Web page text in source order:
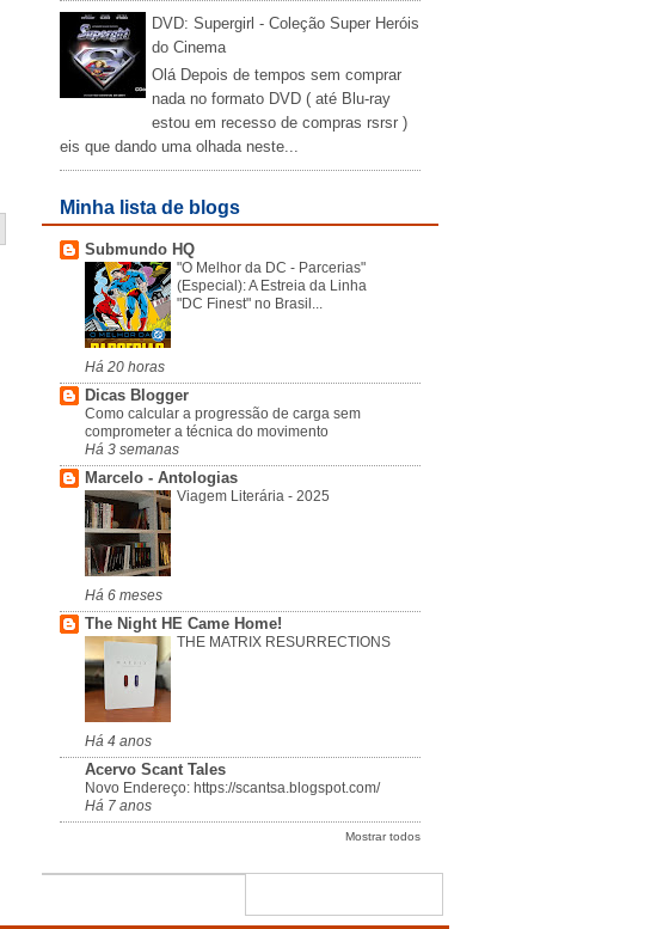
DVD: Supergirl - Coleção Super Heróis
do Cinema
Olá Depois de tempos sem comprar
nada no formato DVD ( até Blu-ray
estou em recesso de compras rsrsr )
eis que dando uma olhada neste...
Minha lista de blogs
Submundo HQ
"O Melhor da DC - Parcerias"
(Especial): A Estreia da Linha
"DC Finest" no Brasil...
Há 20 horas
Dicas Blogger
Como calcular a progressão de carga sem
comprometer a técnica do movimento
Há 3 semanas
Marcelo - Antologias
Viagem Literária - 2025
Há 6 meses
The Night HE Came Home!
THE MATRIX RESURRECTIONS
Há 4 anos
Acervo Scant Tales
Novo Endereço: https://scantsa.blogspot.com/
Há 7 anos
Mostrar todos